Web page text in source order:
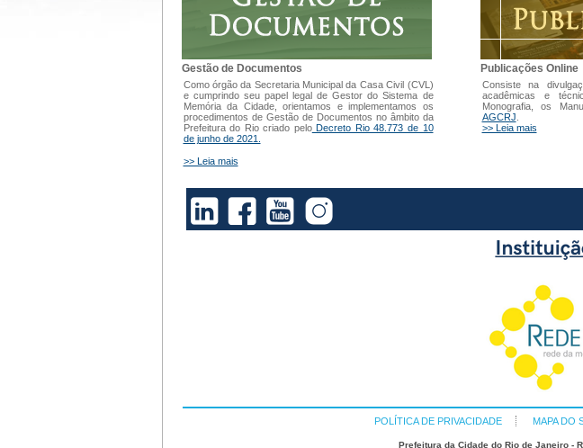
Gestão de Documentos
Como órgão da Secretaria Municipal da Casa Civil (CVL)
e cumprindo seu papel legal de Gestor do Sistema de
Memória da Cidade, orientamos e implementamos os
procedimentos de Gestão de Documentos no âmbito da
Prefeitura do Rio criado peloDecreto Rio 48.773 de 10
de junho de 2021.
>> Leia mais
Publicações Online
Consiste na
acadêmicas e
Monografia, os
AGCRJ
>> Leia mais
POLÍTICA DE PRIVACIDADE MAPA DO
Prefeitura da Cidade do Rio de Janeiro -